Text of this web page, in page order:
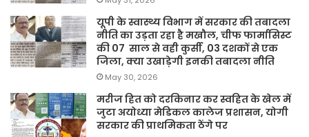
यूपी के स्वास्थ्य विभाग में सरकार की तबादला
नीति का उड़ता रहा है मखौल, चीफ फार्मासिस्ट
की 07 साल से वही कुर्सी, 03 दशकों से एक
जिला, क्या उखाड़ेगी इनकी तबादला नीति
May 30, 2026
मरीज हित को दरकिनार कर स्वहित के खेल में
जुटा अयोध्या मेडिकल कालेज प्रशासन, योगी
सरकार की प्राथमिकता ठेंगे पर